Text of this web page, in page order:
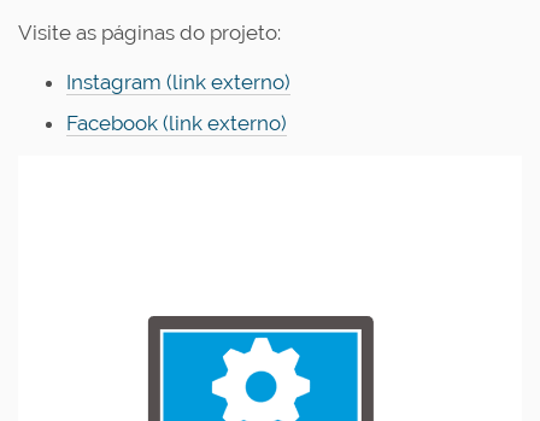
Visite as páginas do projeto:
Instagram (link externo)
Facebook (link externo)